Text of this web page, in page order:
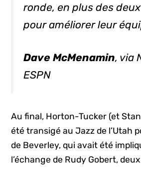
ronde, en plus des
pour améliorer leur
Dave McMenamin, via
ESPN
Au final, Horton-Tucker (et
été transigé au Jazz de l’Utah
de Beverley, qui avait été
l’échange de Rudy Gobert,